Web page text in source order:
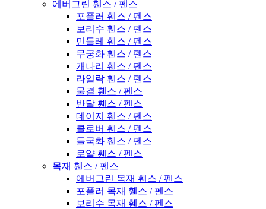
에버그린 휀스 / 펜스
포플러 휀스 / 펜스
보리수 휀스 / 펜스
민들레 휀스 / 펜스
무궁화 휀스 / 펜스
개나리 휀스 / 펜스
라일락 휀스 / 펜스
물결 휀스 / 펜스
반달 휀스 / 펜스
데이지 휀스 / 펜스
클로버 휀스 / 펜스
들국화 휀스 / 펜스
로얄 휀스 / 펜스
목재 휀스 / 펜스
에버그린 목재 휀스 / 펜스
포플러 목재 휀스 / 펜스
보리수 목재 휀스 / 펜스